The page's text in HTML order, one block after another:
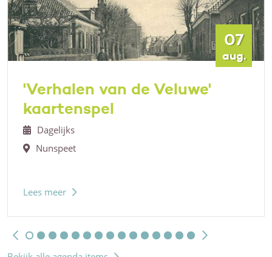
07
aug.
'Verhalen van de Veluwe'
kaartenspel
Dagelijks
Nunspeet
Lees meer